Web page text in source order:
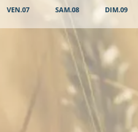
VEN.07 SAM.08 DIM.09